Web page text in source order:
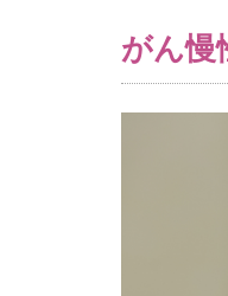
3.2
（２
外来
がん慢